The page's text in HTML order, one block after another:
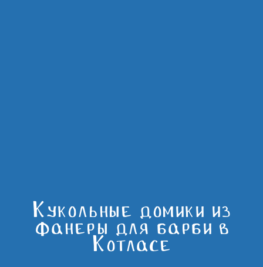
Кукольные домики из
фанеры для барби в
Котласе